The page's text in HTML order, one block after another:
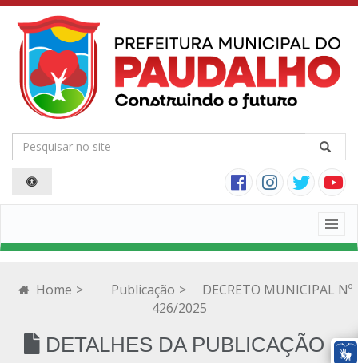
Home > Publicação >
DECRETO MUNICIPAL Nº
426/2025
DETALHES DA PUBLICAÇÃO